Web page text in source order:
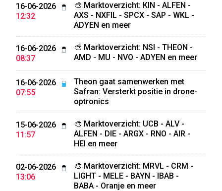
16-06-2026
12:32
🎨 Marktoverzicht: KIN - ALFEN -
AXS - NXFIL - SPCX - SAP - WKL -
ADYEN en meer
16-06-2026
08:37
🎨 Marktoverzicht: NSI - THEON -
AMD - MU - NVO - ADYEN en meer
16-06-2026
07:55
Theon gaat samenwerken met
Safran: Versterkt positie in drone-
optronics
15-06-2026
11:57
🎨 Marktoverzicht: UCB - ALV -
ALFEN - DIE - ARGX - RNO - AIR -
HEI en meer
02-06-2026
13:06
🎨 Marktoverzicht: MRVL - CRM -
LIGHT - MELE - BAYN - IBAB -
BABA - Oranje en meer